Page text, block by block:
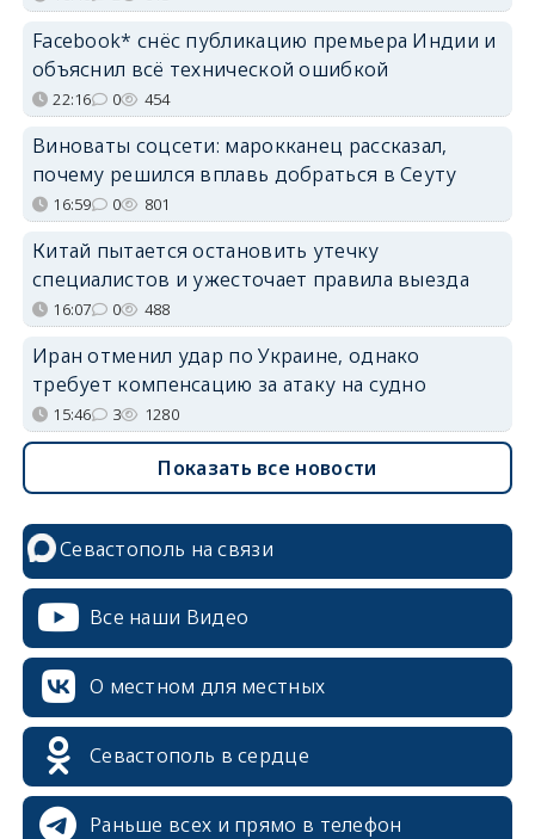
Facebook* снёс публикацию премьера Индии и
объяснил всё технической ошибкой
22:16 0 454
Виноваты соцсети: марокканец рассказал,
почему решился вплавь добраться в Сеуту
16:59 0 801
Китай пытается остановить утечку
специалистов и ужесточает правила выезда
16:07 0 488
Иран отменил удар по Украине, однако
требует компенсацию за атаку на судно
15:46 3 1280
Показать все новости
Севастополь на связи
Все наши Видео
О местном для местных
Севастополь в сердце
Раньше всех и прямо в телефон